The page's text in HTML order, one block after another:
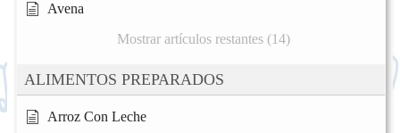
Avena
Mostrar artículos restantes (14)
ALIMENTOS PREPARADOS
Arroz Con Leche